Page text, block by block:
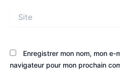
Enregistrer mon nom, mon e-
navigateur pour mon prochain